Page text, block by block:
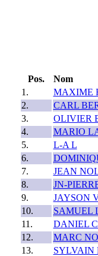
Pos.
Nom
1.
MAXIME
2.
CARL
3.
OLIVIER
4.
MARIO
5.
L-A L
6.
7.
JEAN
8.
JN-
9.
JAYSON
10.
SAMUEL
11.
DANIEL
12.
MARC
13.
SYLVAIN